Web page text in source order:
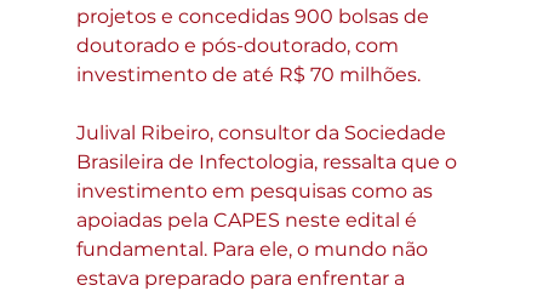
projetos e concedidas 900 bolsas de
doutorado e pós-doutorado, com
investimento de até R$ 70 milhões.
Julival Ribeiro, consultor da Sociedade
Brasileira de Infectologia, ressalta que o
investimento em pesquisas como as
apoiadas pela CAPES neste edital é
fundamental. Para ele, o mundo não
estava preparado para enfrentar a